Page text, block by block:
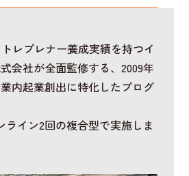
レプレナー養成実績を持つイ
会社が全面監修する、2009年
内起業創出に特化したプログ
イン2回の複合型で実施しま